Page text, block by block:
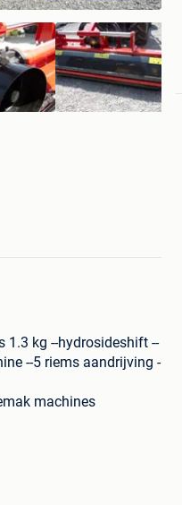
1.3 kg --hydrosideshift --
--5 riems aandrijving -
machines